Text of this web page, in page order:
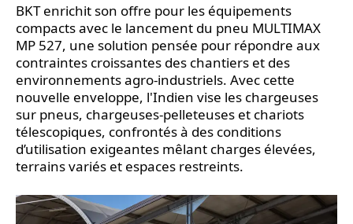
BKT enrichit son offre pour les équipements
compacts avec le lancement du pneu MULTIMAX
MP 527, une solution pensée pour répondre aux
contraintes croissantes des chantiers et des
environnements agro-industriels. Avec cette
nouvelle enveloppe, l'Indien vise les chargeuses
sur pneus, chargeuses-pelleteuses et chariots
télescopiques, confrontés à des conditions
d’utilisation exigeantes mêlant charges élevées,
terrains variés et espaces restreints.